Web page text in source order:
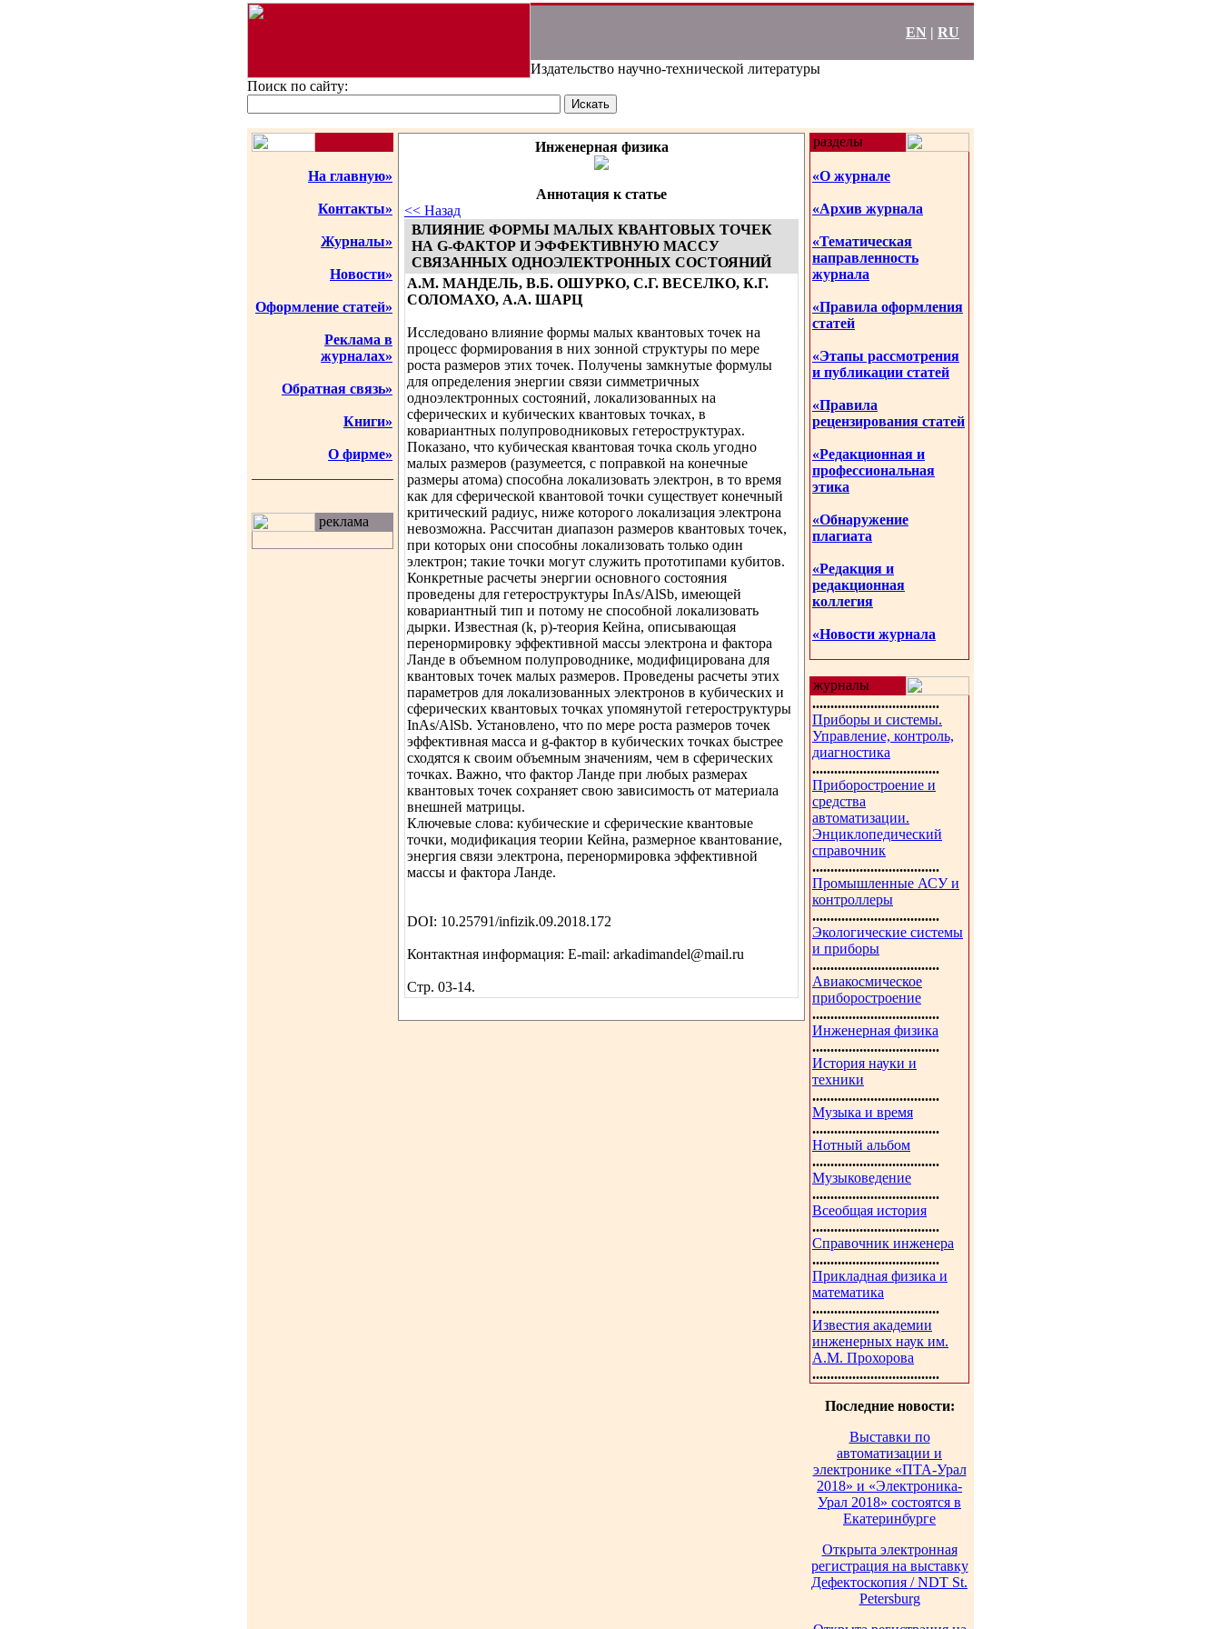
EN | RU
Издательство научно-технической литературы
Поиск по сайту:
На главную»
Контакты»
Журналы»
Новости»
Оформление статей»
Реклама в
журналах»
Обратная связь»
Книги»
О фирме»
реклама
Инженерная физика
Аннотация к статье
<< Назад
ВЛИЯНИЕ ФОРМЫ МАЛЫХ КВАНТОВЫХ ТОЧЕК
НА G-ФАКТОР И ЭФФЕКТИВНУЮ МАССУ
СВЯЗАННЫХ ОДНОЭЛЕКТРОННЫХ СОСТОЯНИЙ
А.М. МАНДЕЛЬ, В.Б. ОШУРКО, С.Г. ВЕСЕЛКО, К.Г.
СОЛОМАХО, А.А. ШАРЦ
Исследовано влияние формы малых квантовых точек на
процесс формирования в них зонной структуры по мере
роста размеров этих точек. Получены замкнутые формулы
для определения энергии связи симметричных
одноэлектронных состояний, локализованных на
сферических и кубических квантовых точках, в
ковариантных полупроводниковых гетероструктурах.
Показано, что кубическая квантовая точка сколь угодно
малых размеров (разумеется, с поправкой на конечные
размеры атома) способна локализовать электрон, в то время
как для сферической квантовой точки существует конечный
критический радиус, ниже которого локализация электрона
невозможна. Рассчитан диапазон размеров квантовых точек,
при которых они способны локализовать только один
электрон; такие точки могут служить прототипами кубитов.
Конкретные расчеты энергии основного состояния
проведены для гетероструктуры InAs/AlSb, имеющей
ковариантный тип и потому не способной локализовать
дырки. Известная (k, p)-теория Кейна, описывающая
перенормировку эффективной массы электрона и фактора
Ланде в объемном полупроводнике, модифицирована для
квантовых точек малых размеров. Проведены расчеты этих
параметров для локализованных электронов в кубических и
сферических квантовых точках упомянутой гетероструктуры
InAs/AlSb. Установлено, что по мере роста размеров точек
эффективная масса и g-фактор в кубических точках быстрее
сходятся к своим объемным значениям, чем в сферических
точках. Важно, что фактор Ланде при любых размерах
квантовых точек сохраняет свою зависимость от материала
внешней матрицы.
Ключевые слова: кубические и сферические квантовые
точки, модификация теории Кейна, размерное квантование,
энергия связи электрона, перенормировка эффективной
массы и фактора Ланде.
DOI: 10.25791/infizik.09.2018.172
Контактная информация: E-mail: arkadimandel@mail.ru
Стр. 03-14.
разделы
«О журнале
«Архив журнала
«Тематическая
направленность
журнала
«Правила оформления
статей
«Этапы рассмотрения
и публикации статей
«Правила
рецензирования статей
«Редакционная и
профессиональная
этика
«Обнаружение
плагиата
«Редакция и
редакционная
коллегия
«Новости журнала
журналы
...................................
Приборы и системы.
Управление, контроль,
диагностика
...................................
Приборостроение и
средства
автоматизации.
Энциклопедический
справочник
...................................
Промышленные АСУ и
контроллеры
...................................
Экологические системы
и приборы
...................................
Авиакосмическое
приборостроение
...................................
Инженерная физика
...................................
История науки и
техники
...................................
Музыка и время
...................................
Нотный альбом
...................................
Музыковедение
...................................
Всеобщая история
...................................
Справочник инженера
...................................
Прикладная физика и
математика
...................................
Известия академии
инженерных наук им.
А.М. Прохорова
...................................
Последние новости:
Выставки по
автоматизации и
электронике «ПТА-Урал
2018» и «Электроника-
Урал 2018» состоятся в
Екатеринбурге
Открыта электронная
регистрация на выставку
Дефектоскопия / NDT St.
Petersburg